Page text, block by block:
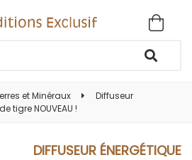
et Minéraux
Diffuseur
tigre NOUVEAU !
DIFFUSEUR ÉNERGÉTIQUE